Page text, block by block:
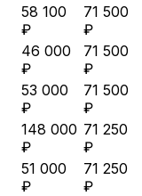
58 100
₽
71 500
₽
46 000
₽
71 500
₽
53 000
₽
71 500
₽
148 000
₽
71 250
₽
51 000
₽
71 250
₽